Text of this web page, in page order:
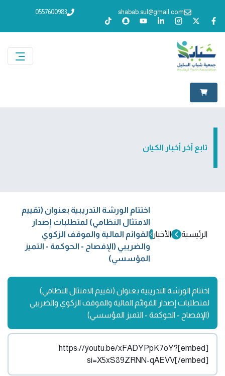
shabab.sul@gmail.com
0557600983
تابع آخر أخبار الكيان
الرئيسية الأخبار
اختتام الورشة التدريبية بعنوان (تقييم
الامتثال النظامي) لمتطلبات إصدار
القوائم المالية والموقف الزكوي
والضريبي (الإفصاح - الحوكمة - التميز
المؤسسي)
اختتام الورشة التدريبية بعنوان (تقييم الامتثال النظامي)
لمتطلبات إصدار القوائم المالية والموقف الزكوي والضريبي
(الإفصاح - الحوكمة - التميز المؤسسي)
[embed]https://youtu.be/xFADYPpK7oY?
si=X5xS89ZRNN-qAEVV[/embed]